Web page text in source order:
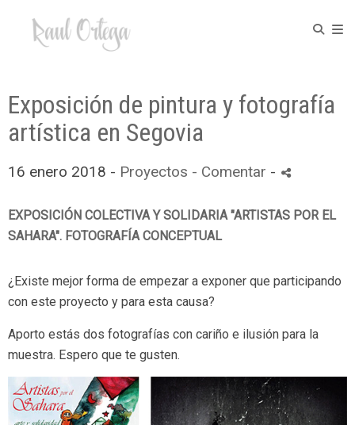
Exposición de pintura y fotografía
artística en Segovia
16 enero 2018 - Proyectos - Comentar -
EXPOSICIÓN COLECTIVA Y SOLIDARIA "ARTISTAS POR EL
SAHARA". FOTOGRAFÍA CONCEPTUAL
¿Existe mejor forma de empezar a exponer que participando
con este proyecto y para esta causa?
Aporto estás dos fotografías con cariño e ilusión para la
muestra. Espero que te gusten.